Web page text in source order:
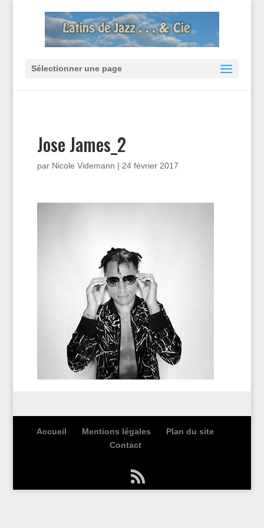
Sélectionner une page
Jose James_2
par Nicole Videmann | 24 février 2017
Accueil Mentions légales
Plan du site
Contact